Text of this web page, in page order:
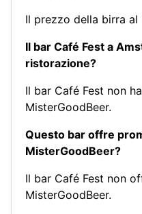
Il prezzo della birra
Il bar Café Fest a
ristorazione?
Il bar Café Fest non
MisterGoodBeer.
Questo bar offre
MisterGoodBeer?
Il bar Café Fest non
MisterGoodBeer.